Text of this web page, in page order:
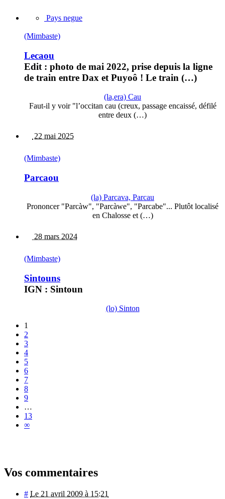
Pays negue
(Mimbaste)
Lecaou
Edit : photo de mai 2022, prise depuis la ligne
de train entre Dax et Puyoô ! Le train (…)
(la,era) Cau
Faut-il y voir "l’occitan cau (creux, passage encaissé, défilé
entre deux (…)
22 mai 2025
(Mimbaste)
Parcaou
(la) Parcava, Parcau
Prononcer "Parcàw", "Parcàwe", "Parcabe"... Plutôt localisé
en Chalosse et (…)
28 mars 2024
(Mimbaste)
Sintouns
IGN : Sintoun
(lo) Sinton
1
2
3
4
5
6
7
8
9
…
13
∞
Vos commentaires
# Le 21 avril 2009 à 15:21